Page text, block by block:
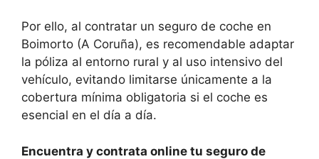
Por ello, al contratar un seguro de coche en
Boimorto (A Coruña), es recomendable adaptar
la póliza al entorno rural y al uso intensivo del
vehículo, evitando limitarse únicamente a la
cobertura mínima obligatoria si el coche es
esencial en el día a día.
Encuentra y contrata online tu seguro de